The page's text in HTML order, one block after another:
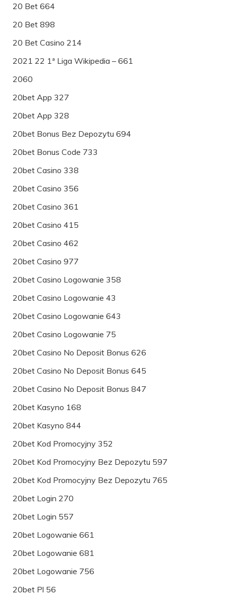
20 Bet 664
20 Bet 898
20 Bet Casino 214
2021 22 1ª Liga Wikipedia – 661
2060
20bet App 327
20bet App 328
20bet Bonus Bez Depozytu 694
20bet Bonus Code 733
20bet Casino 338
20bet Casino 356
20bet Casino 361
20bet Casino 415
20bet Casino 462
20bet Casino 977
20bet Casino Logowanie 358
20bet Casino Logowanie 43
20bet Casino Logowanie 643
20bet Casino Logowanie 75
20bet Casino No Deposit Bonus 626
20bet Casino No Deposit Bonus 645
20bet Casino No Deposit Bonus 847
20bet Kasyno 168
20bet Kasyno 844
20bet Kod Promocyjny 352
20bet Kod Promocyjny Bez Depozytu 597
20bet Kod Promocyjny Bez Depozytu 765
20bet Login 270
20bet Login 557
20bet Logowanie 661
20bet Logowanie 681
20bet Logowanie 756
20bet Pl 56